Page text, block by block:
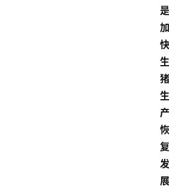
是
加
快
生
猪
生
产
恢
复
发
展